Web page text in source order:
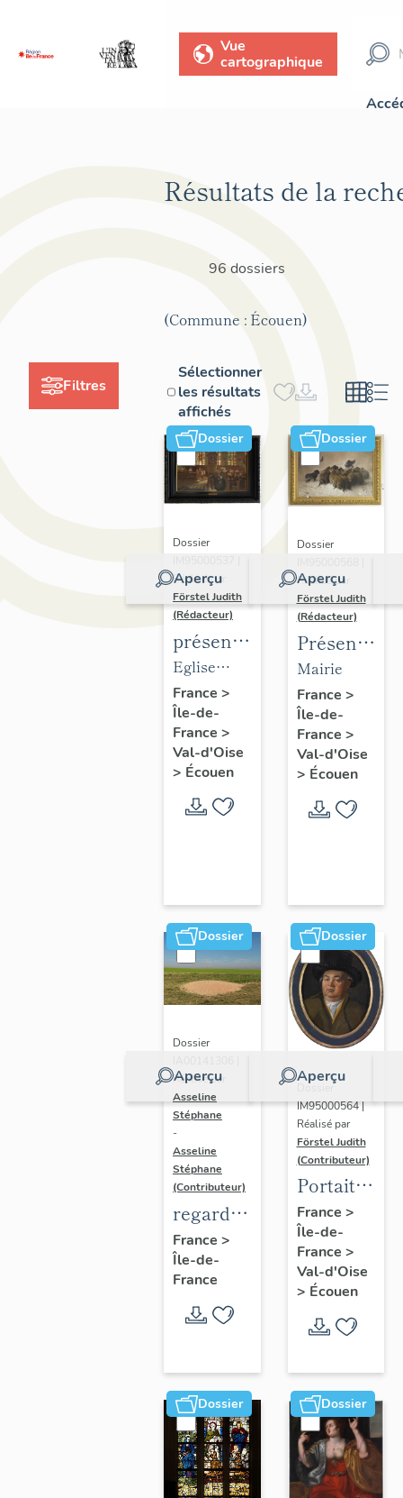
Vue
cartographique
Filtres
Résultats de la
96 dossiers
(Commune : Écouen)
Sélectionner
les résultats
affichés
Dossier
Aperçu
Dossier
Réalisé par
Förstel Judith
(Rédacteur)
présentation
du
mobilier
de
l'église
d'Ecouen
Eglise
Saint-
Acceul
France >
Île-de-
France >
Val-d'Oise
> Écouen
Dossier
Aperçu
Dossier
Réalisé par
Förstel Judith
(Rédacteur)
du
mobilier
de la
mairie
d'Ecouen
Mairie
France >
Île-de-
France >
Val-d'Oise
> Écouen
Dossier
Aperçu
Dossier
Réalisé par
Asseline
Stéphane
-
Asseline
Stéphane
(Contributeur)
regard
photographique
sur les
paysages
de la
France.
France >
Île-de-
France
Dossier
Aperçu
Dossier
IM95000564 |
Réalisé par
Förstel Judith
(Contributeur)
Portait
d'homme
en
médaillon
ovale.
France >
Île-de-
France >
Val-d'Oise
> Écouen
Dossier Dossier